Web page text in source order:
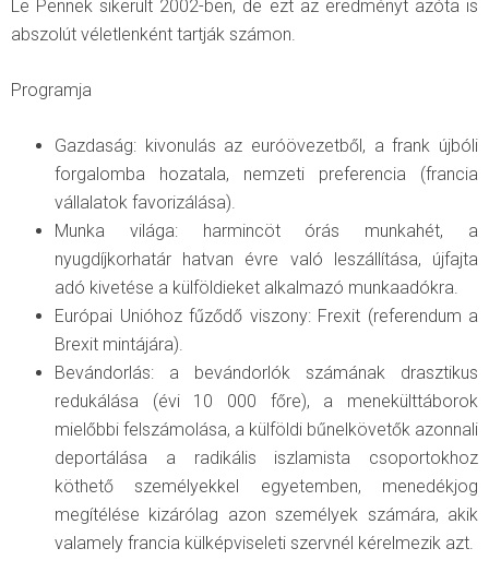
Le Pennek sikerült 2002-ben, de ezt az eredményt azóta is
abszolút véletlenként tartják számon.
Programja
Gazdaság: kivonulás az euróövezetből, a frank újbóli
forgalomba hozatala, nemzeti preferencia (francia
vállalatok favorizálása).
Munka világa: harmincöt órás munkahét, a
nyugdíjkorhatár hatvan évre való leszállítása, újfajta
adó kivetése a külföldieket alkalmazó munkaadókra.
Európai Unióhoz fűződő viszony: Frexit (referendum a
Brexit mintájára).
Bevándorlás: a bevándorlók számának drasztikus
redukálása (évi 10 000 főre), a menekülttáborok
mielőbbi felszámolása, a külföldi bűnelkövetők azonnali
deportálása a radikális iszlamista csoportokhoz
köthető személyekkel egyetemben, menedékjog
megítélése kizárólag azon személyek számára, akik
valamely francia külképviseleti szervnél kérelmezik azt.